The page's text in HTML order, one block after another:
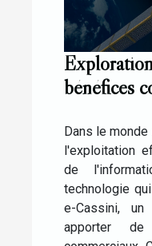
bénéfices
Dans le
l'exploitation
de
technologie
e-Cassini,
apporter de